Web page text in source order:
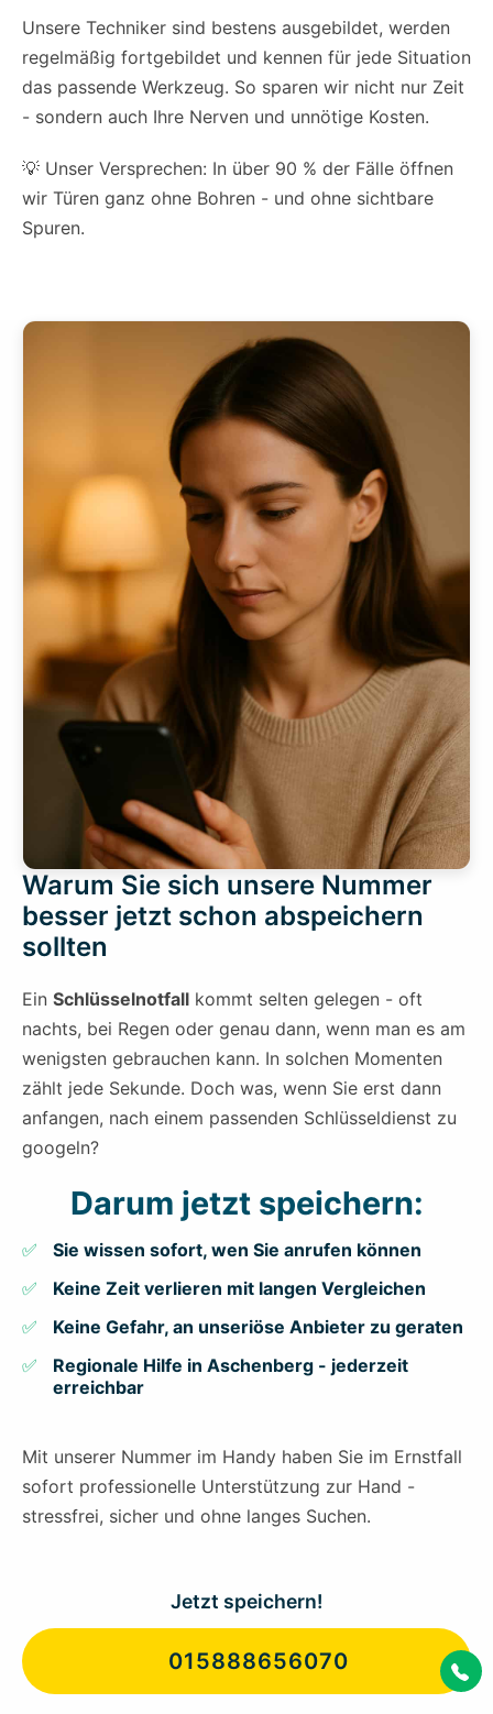
Unsere Techniker sind bestens ausgebildet, werden
regelmäßig fortgebildet und kennen für jede Situation
das passende Werkzeug. So sparen wir nicht nur Zeit
- sondern auch Ihre Nerven und unnötige Kosten.
💡 Unser Versprechen: In über 90 % der Fälle öffnen
wir Türen ganz ohne Bohren - und ohne sichtbare
Spuren.
Warum Sie sich unsere Nummer
besser jetzt schon abspeichern
sollten
Ein Schlüsselnotfall kommt selten gelegen - oft
nachts, bei Regen oder genau dann, wenn man es am
wenigsten gebrauchen kann. In solchen Momenten
zählt jede Sekunde. Doch was, wenn Sie erst dann
anfangen, nach einem passenden Schlüsseldienst zu
googeln?
Darum jetzt speichern:
Sie wissen sofort, wen Sie anrufen können
Keine Zeit verlieren mit langen Vergleichen
Keine Gefahr, an unseriöse Anbieter zu geraten
Regionale Hilfe in Aschenberg - jederzeit
erreichbar
Mit unserer Nummer im Handy haben Sie im Ernstfall
sofort professionelle Unterstützung zur Hand -
stressfrei, sicher und ohne langes Suchen.
Jetzt speichern!
015888656070